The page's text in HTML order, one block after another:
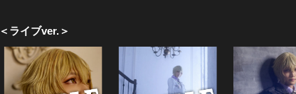
＜ライブver.＞